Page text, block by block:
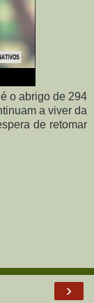
o abrigo de 294
a viver da
de retomar
›